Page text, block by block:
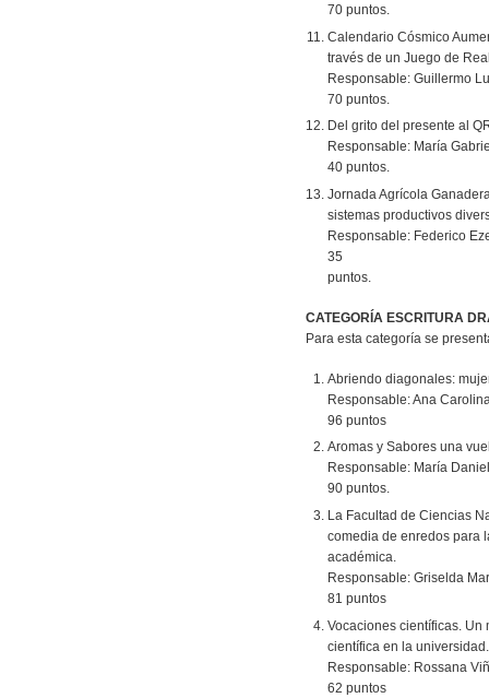
70 puntos.
Calendario Cósmico
través de un Juego de
Responsable: Guillermo
70 puntos.
Del grito del presente al
Responsable: María
40 puntos.
Jornada Agrícola
sistemas productivos
Responsable: Federico
35
puntos.
CATEGORÍA ESCRITURA
Para esta categoría se
Abriendo diagonales:
Responsable: Ana
96 puntos
Aromas y Sabores una
Responsable: María
90 puntos.
La Facultad de Ciencias
comedia de enredos para
académica.
Responsable: Griselda
81 puntos
Vocaciones científicas.
científica en la universidad.
Responsable: Rossana
62 puntos